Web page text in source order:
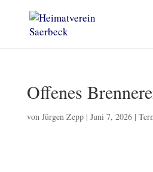
Offenes
von Jürgen Zepp| Juni 7, 2026|